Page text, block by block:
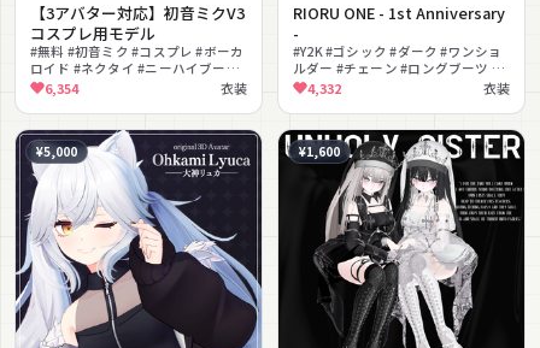
【3アバター対応】初音ミクV3
コスプレ用モデル
#無料 #初音ミク #コスプレ #ボーカ
ロイド #ネクタイ #ニーハイブーツ
#ヘッドセット #クール #MA対応
#lilToon対応
6,354 衣装
RIORU ONE - 1st Anniversary
-
#Y2K #ゴシック #ダーク #ワンショ
ルダー #チェーン #ロングブーツ #
ミニ丈 #クール #モノクロ #セクシ
4,332 衣装
¥5,000 ¥1,600